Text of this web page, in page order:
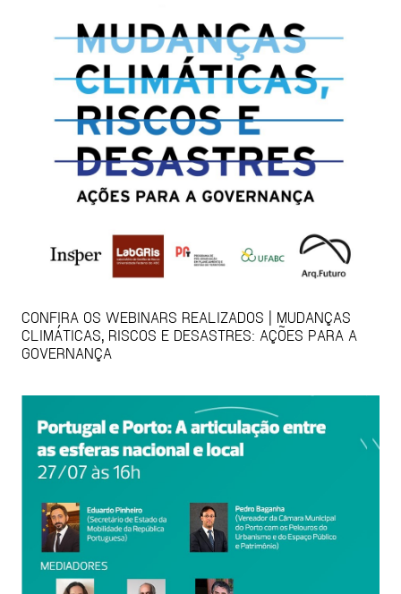
CONFIRA OS WEBINARS REALIZADOS | MUDANÇAS
CLIMÁTICAS, RISCOS E DESASTRES: AÇÕES PARA A
GOVERNANÇA